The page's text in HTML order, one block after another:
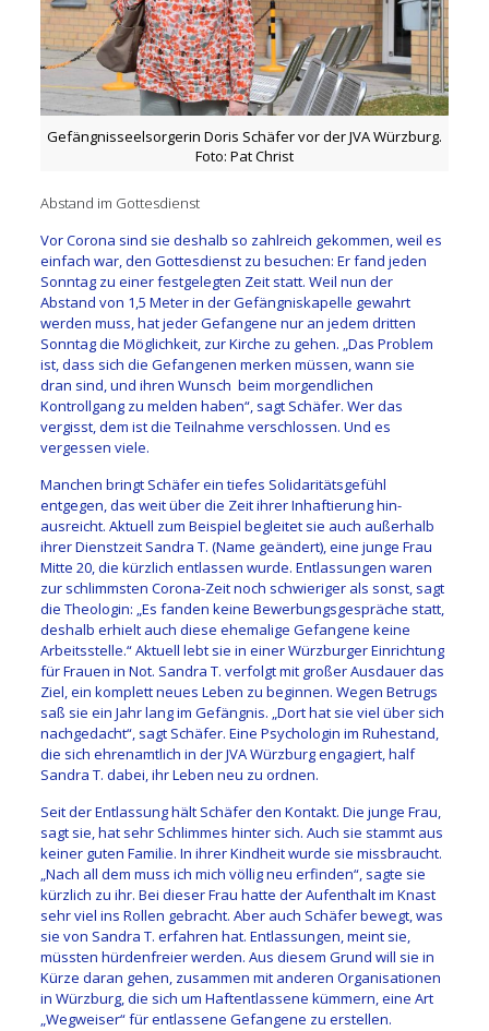
Gefängnisseelsorgerin Doris Schäfer vor der JVA Würzburg.
Foto: Pat Christ
Abstand im Gottesdienst
Vor Corona sind sie deshalb so zahlreich gekommen, weil es
einfach war, den Gottesdienst zu besuchen: Er fand jeden
Sonntag zu einer festgelegten Zeit statt. Weil nun der
Abstand von 1,5 Meter in der Gefängniskapelle gewahrt
werden muss, hat jeder Gefangene nur an jedem dritten
Sonntag die Möglichkeit, zur Kirche zu gehen. „Das Problem
ist, dass sich die Gefangenen merken müssen, wann sie
dran sind, und ihren Wunsch beim morgendlichen
Kontrollgang zu melden haben“, sagt Schäfer. Wer das
vergisst, dem ist die Teilnahme verschlossen. Und es
vergessen viele.
Manchen bringt Schäfer ein tiefes Solidaritätsgefühl
entgegen, das weit über die Zeit ihrer Inhaftierung hin­
ausreicht. Aktuell zum Beispiel begleitet sie auch außerhalb
ihrer Dienstzeit Sandra T. (Name geändert), eine junge Frau
Mitte 20, die kürzlich entlassen wurde. Entlassungen waren
zur schlimmsten Corona-Zeit noch schwieriger als sonst, sagt
die Theologin: „Es fanden keine Bewerbungsgespräche statt,
deshalb erhielt auch diese ehemalige Gefangene keine
Arbeitsstelle.“ Aktuell lebt sie in einer Würzburger Einrichtung
für Frauen in Not. Sandra T. verfolgt mit großer Ausdauer das
Ziel, ein komplett neues Leben zu beginnen. Wegen Betrugs
saß sie ein Jahr lang im Gefängnis. „Dort hat sie viel über sich
nachgedacht“, sagt Schäfer. Eine Psychologin im Ruhestand,
die sich ehrenamtlich in der JVA Würzburg engagiert, half
Sandra T. dabei, ihr Leben neu zu ordnen.
Seit der Entlassung hält Schäfer den Kontakt. Die junge Frau,
sagt sie, hat sehr Schlimmes hinter sich. Auch sie stammt aus
keiner guten Familie. In ihrer Kindheit wurde sie missbraucht.
„Nach all dem muss ich mich völlig neu erfinden“, sagte sie
kürzlich zu ihr. Bei dieser Frau hatte der Aufenthalt im Knast
sehr viel ins Rollen gebracht. Aber auch Schäfer bewegt, was
sie von Sandra T. erfahren hat. Entlassungen, meint sie,
müssten hürdenfreier werden. Aus diesem Grund will sie in
Kürze daran gehen, zusammen mit anderen Organisationen
in Würzburg, die sich um Haftentlassene kümmern, eine Art
„Wegweiser“ für entlassene Gefangene zu erstellen.